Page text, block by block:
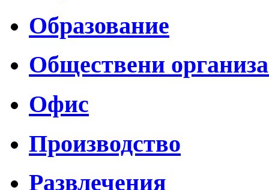
Образование
Обществени
Офис
Производство
Развлечения